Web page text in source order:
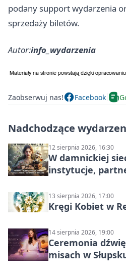
podany support wydarzenia
sprzedaży biletów.
Autor:info_wydarzenia
Zaobserwuj nas! Facebook
Nadchodzące
12 sierpnia 2026, 16:30
W damnickiej
instytucje,
13 sierpnia 2026, 17:00
Kręgi Kobiet w
14 sierpnia 2026, 19:00
Ceremonia
misach w